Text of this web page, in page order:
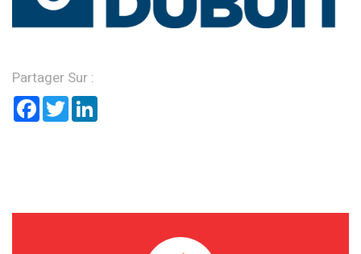
Partager Sur :
Facebook
Twitter